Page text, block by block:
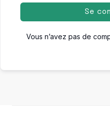
Se
Vous n’avez pas de